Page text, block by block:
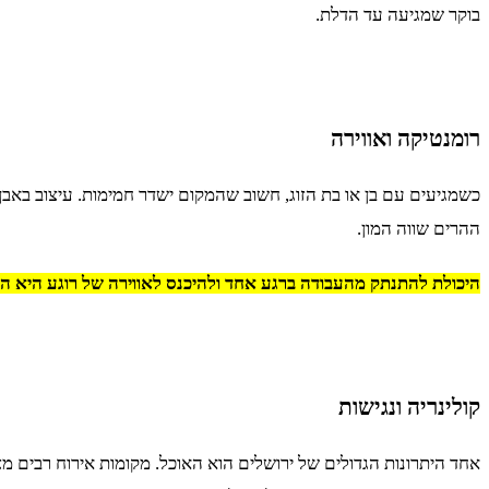
בוקר שמגיעה עד הדלת.
רומנטיקה ואווירה
כשמגיעים עם בן או בת הזוג, חשוב שהמקום ישדר חמימות. עיצוב
ההרים שווה המון.
היכולת להתנתק מהעבודה ברגע אחד ולהיכנס לאווירה של רוגע היא
קולינריה ונגישות
אחד היתרונות הגדולים של ירושלים הוא האוכל. מקומות אירוח